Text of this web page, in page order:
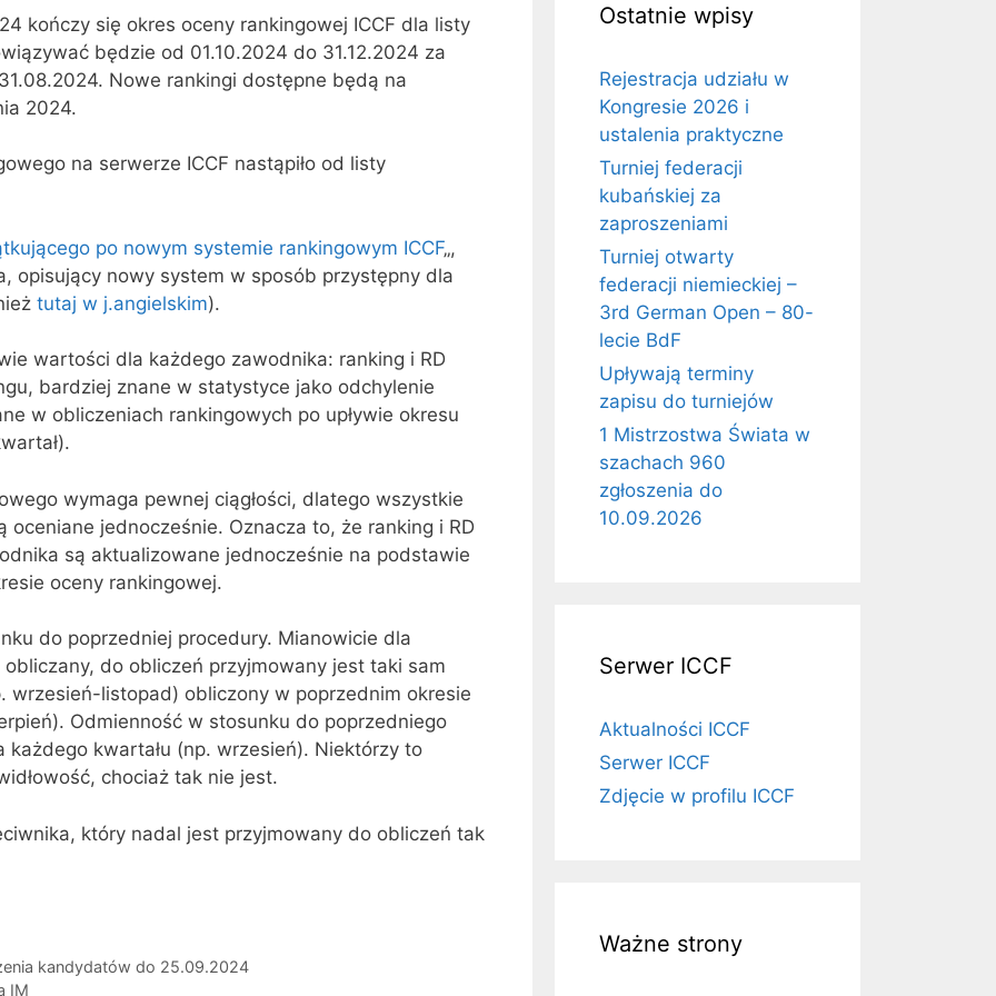
kończy się okres oceny rankingowej ICCF dla listy
będzie od 01.10.2024 do 31.12.2024 za
Nowe rankingi dostępne będą na
2024.
na serwerze ICCF nastąpiło od listy
po nowym systemie rankingowym ICCF„,
opisujący nowy system w sposób przystępny dla
tutaj w j.angielskim).
wartości dla każdego zawodnika: ranking i RD
bardziej znane w statystyce jako odchylenie
w obliczeniach rankingowych po upływie okresu
wymaga pewnej ciągłości, dlatego wszystkie
jednocześnie. Oznacza to, że ranking i RD
są aktualizowane jednocześnie na podstawie
oceny rankingowej.
do poprzedniej procedury. Mianowicie dla
do obliczeń przyjmowany jest taki sam
wrzesień-listopad) obliczony w poprzednim okresie
Odmienność w stosunku do poprzedniego
kwartału (np. wrzesień). Niektórzy to
chociaż tak nie jest.
który nadal jest przyjmowany do obliczeń tak
kandydatów do 25.09.2024
IM
Ostatnie wpisy
Rejestracja udziału w
Kongresie 2026 i
ustalenia praktyczne
Turniej federacji
kubańskiej za
zaproszeniami
Turniej otwarty
federacji niemieckiej –
3rd German Open – 80-
lecie BdF
Upływają terminy
zapisu do turniejów
1 Mistrzostwa Świata w
szachach 960
zgłoszenia do
10.09.2026
Serwer ICCF
Aktualności ICCF
Serwer ICCF
Zdjęcie w profilu ICCF
Ważne strony